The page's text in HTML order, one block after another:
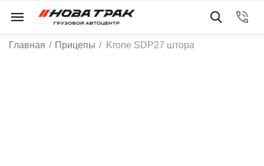
Главная / Прицепы / Krone SDP27 штора